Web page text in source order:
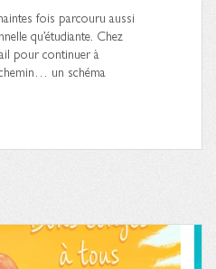
fois parcouru aussi
qu’étudiante. Chez
pour continuer à
un schéma